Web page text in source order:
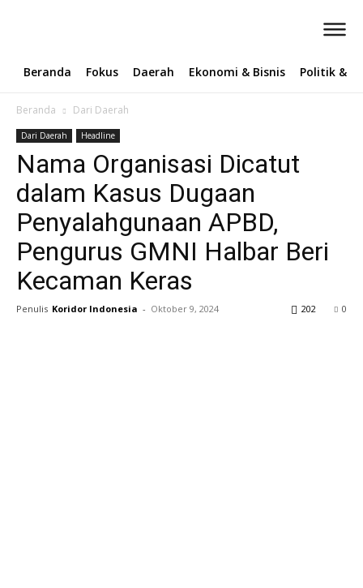
Beranda Fokus Daerah Ekonomi & Bisnis Politik &
Beranda Dari Daerah
Dari Daerah Headline
Nama Organisasi Dicatut
dalam Kasus Dugaan
Penyalahgunaan APBD,
Pengurus GMNI Halbar Beri
Kecaman Keras
Penulis Koridor Indonesia - Oktober 9, 2024 0
202